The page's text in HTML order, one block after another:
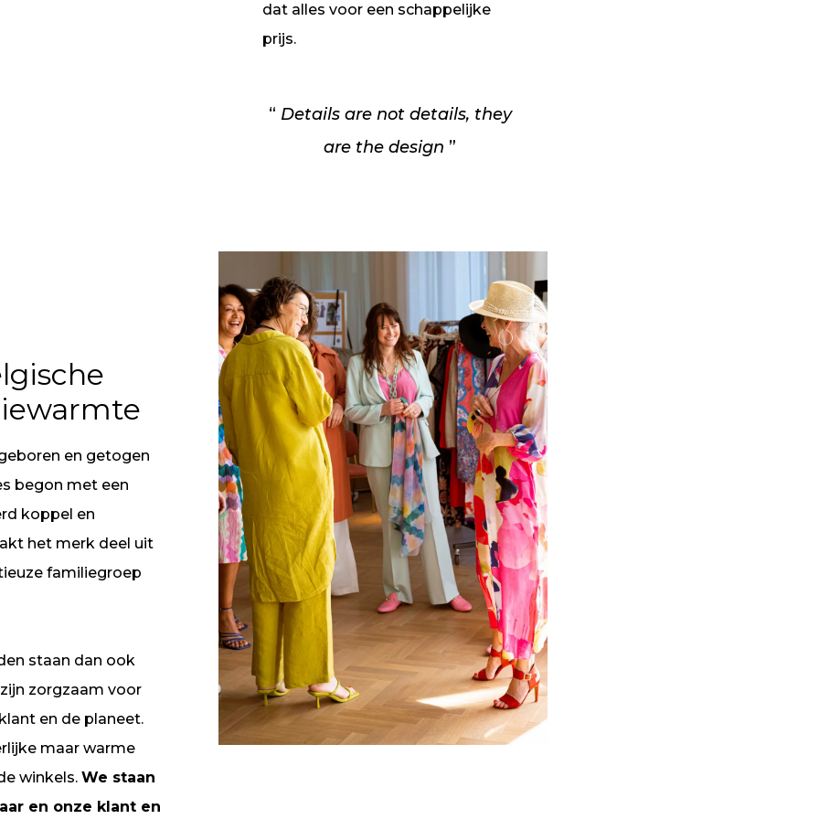
dat alles voor een schappelijke
prijs.
Details are not details, they
are the design
en getogen
begon met een
koppel en
het merk deel uit
familiegroep
staan dan ook
zorgzaam voor
en de planeet.
maar warme
winkels. We staan
en onze klant en